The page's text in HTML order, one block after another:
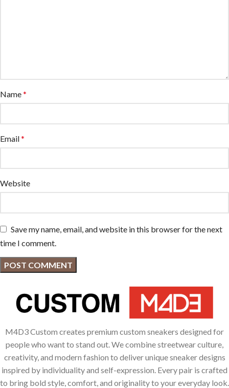
Name*
Email*
Website
Save my name, email, and website in this browser for the next
time I comment.
M4D3 Custom creates premium custom sneakers designed for
people who want to stand out. We combine streetwear culture,
creativity, and modern fashion to deliver unique sneaker designs
inspired by individuality and self-expression. Every pair is crafted
to bring bold style, comfort, and originality to your everyday look.